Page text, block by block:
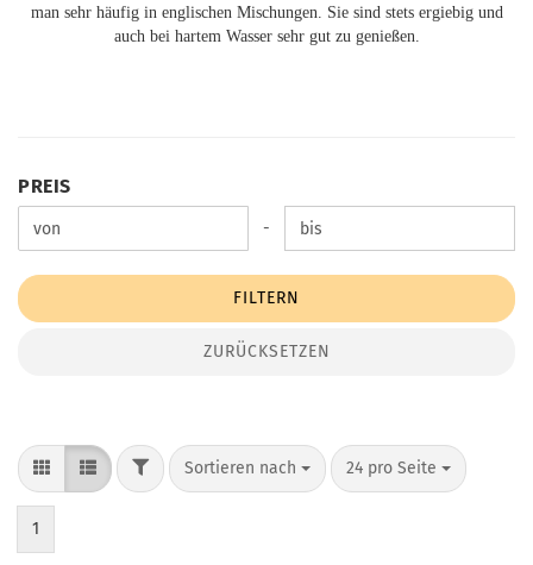
man sehr häufig in englischen Mischungen. Sie sind stets ergiebig und
auch bei hartem Wasser sehr gut zu genießen.
PREIS
PREIS
Preis bis -
FILTERN
ZURÜCKSETZEN
FILTERSortieren nach
Sortieren nach 24 pro Seite
pro Seite
1